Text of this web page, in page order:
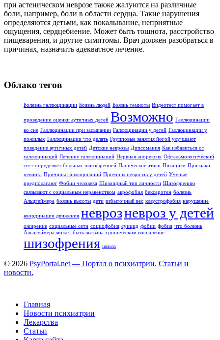
при астеническом неврозе также жалуются на различные
боли, например, боли в области сердца. Такие нарушения
определяются детьми, как покалывание, неприятные
ощущения, сердцебиение. Может быть тошнота, расстройство
пищеварения, и другие симптомы. Врач должен разобраться в
причинах, назначить адекватное лечение.
Облако тегов
Болезнь галлюцинации Боязнь людей Боязнь темноты Видеотест помогает в
проведении оценки аутичных детей Возможно Галлюцинации
во сне Галлюцинации при засыпании Галлюцинации у детей Галлюцинации у
пожилых Галлюцинации что делать Групповые занятия йогой улучшают
поведение аутичных детей Детские неврозы Дипсомания Как избавиться от
галлюцинаций Лечение галлюцинаций Нервная анорексия Офтальмологический
тест определяет больных шизофренией Панические атаки Пикацизм Признаки
невроза Причины галлюцинаций Причины неврозов у детей Ученые
предполагают Фобии человека Шизоидный тип личности Шизофрению
связывают с социальным неравенством акрофобия бексаротен болезнь
Альцгеймера боязнь высоты дети избыточный вес клаустрофобия нарушение
координации движения неврозневроз у детей
ожирение социальные сети социофобия суицид фобии фобия что болезнь
Альцгеймера может быть вызвана хроническим воспаление
шизофрения школа
© 2026 PsyPortal.net — Портал о психиатрии. Статьи и
новости.
Главная
Новости психиатрии
Лекарства
Статьи